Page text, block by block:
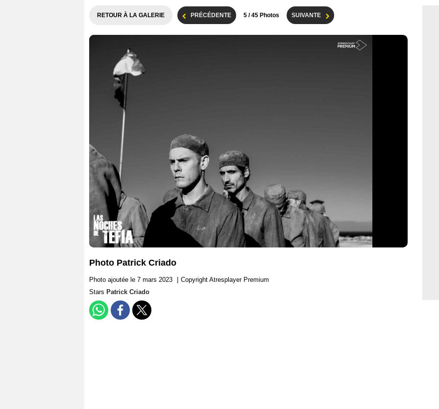
RETOUR À LA GALERIE PRÉCÉDENTE 5 / 45 Photos SUIVANTE
Photo Patrick Criado
Photo ajoutée le 7 mars 2023
Copyright Atresplayer Premium
Stars Patrick Criado